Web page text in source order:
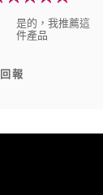
是的，我推薦這
件產品
回報